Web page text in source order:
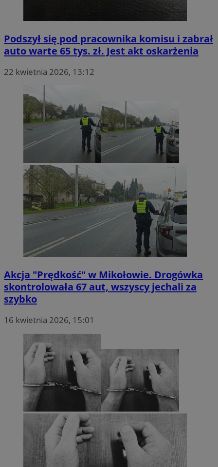
Podszył się pod pracownika komisu i zabrał
auto warte 65 tys. zł. Jest akt oskarżenia
22 kwietnia 2026, 13:12
Akcja "Prędkość" w Mikołowie. Drogówka
skontrolowała 67 aut, wszyscy jechali za
szybko
16 kwietnia 2026, 15:01